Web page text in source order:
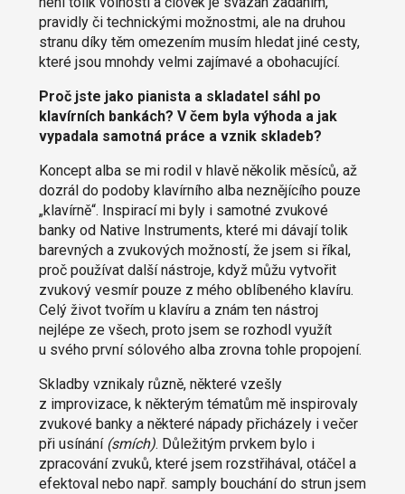
pravidly či technickými možnostmi, ale na druhou
stranu díky těm omezením musím hledat jiné cesty,
které jsou mnohdy velmi zajímavé a obohacující.
Proč jste jako pianista a skladatel sáhl po
klavírních bankách? V čem byla výhoda a jak
vypadala samotná práce a vznik skladeb?
Koncept alba se mi rodil v hlavě několik měsíců, až
dozrál do podoby klavírního alba neznějícího pouze
„klavírně“. Inspirací mi byly i samotné zvukové
banky od Native Instruments, které mi dávají tolik
barevných a zvukových možností, že jsem si říkal,
proč používat další nástroje, když můžu vytvořit
zvukový vesmír pouze z mého oblíbeného klavíru.
Celý život tvořím u klavíru a znám ten nástroj
nejlépe ze všech, proto jsem se rozhodl využít
u svého první sólového alba zrovna tohle propojení.
Skladby vznikaly různě, některé vzešly
z improvizace, k některým tématům mě inspirovaly
zvukové banky a některé nápady přicházely i večer
při usínání (smích). Důležitým prvkem bylo i
zpracování zvuků, které jsem rozstřihával, otáčel a
efektoval nebo např. samply bouchání do strun jsem